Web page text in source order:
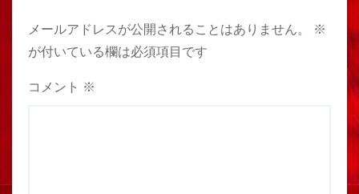
メールアドレスが公開されることはありません。
※
が付いている欄は必須項目です
コメント ※